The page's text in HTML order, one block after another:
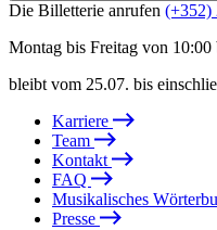
Die Billetterie anrufen (+352)
Montag bis Freitag von
bleibt vom 25.07. bis
Karriere
Team
Kontakt
FAQ
Musikalisches
Presse